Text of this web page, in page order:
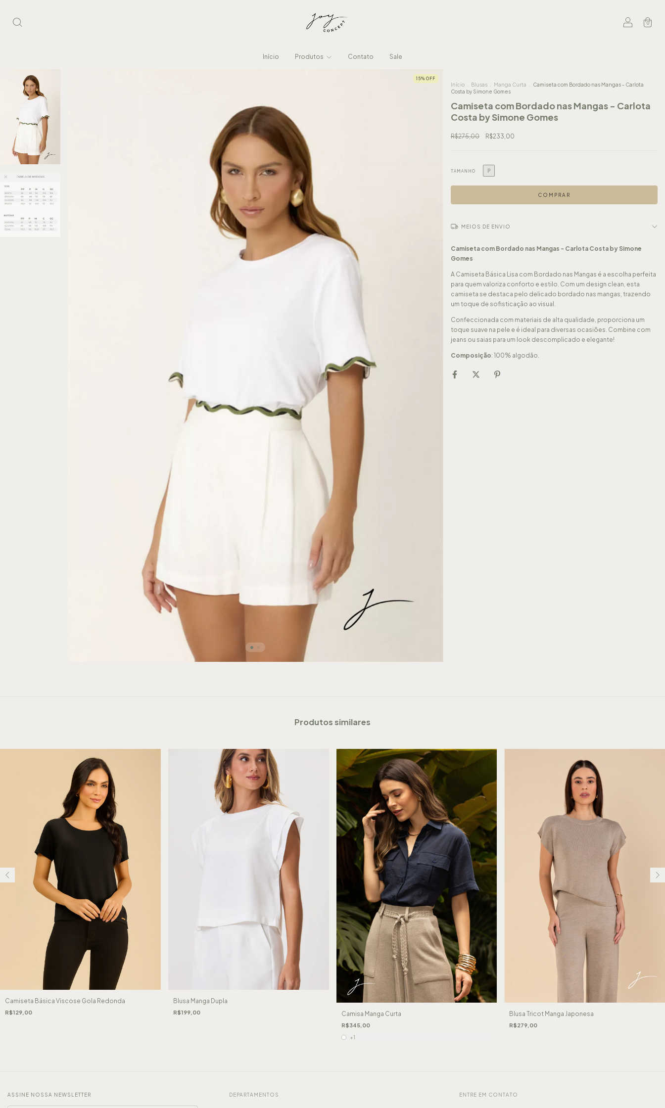
0
Início Produtos Contato Sale
15% OFF
Início Blusas Manga Curta
Camiseta com Bordado nas Mangas - Carlota
Costa by Simone Gomes
Camiseta com Bordado nas Mangas - Carlota
Costa by Simone Gomes
R$275,00 R$233,00
TAMANHO P
MEIOS DE ENVIO
Camiseta com Bordado nas Mangas - Carlota Costa by Simone
Gomes
A Camiseta Básica Lisa com Bordado nas Mangas é a escolha perfeita
para quem valoriza conforto e estilo. Com um design clean, esta
camiseta se destaca pelo delicado bordado nas mangas, trazendo
um toque de sofisticação ao visual.
Confeccionada com materiais de alta qualidade, proporciona um
toque suave na pele e é ideal para diversas ocasiões. Combine com
jeans ou saias para um look descomplicado e elegante!
Composição: 100% algodão.
Produtos similares
Camiseta Básica Viscose Gola Redonda
R$129,00
Blusa Manga Dupla
R$199,00 Camisa Manga Curta
R$345,00
+1
Blusa Tricot Manga Japonesa
R$279,00
ASSINE NOSSA NEWSLETTER DEPARTAMENTOS ENTRE EM CONTATO